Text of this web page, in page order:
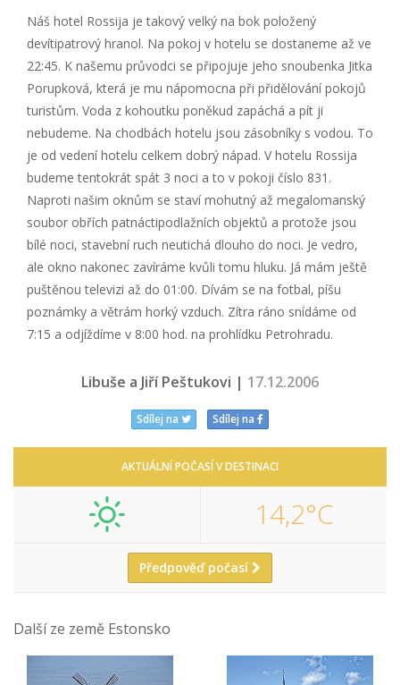
Náš hotel Rossija je takový velký na bok položený
devítipatrový hranol. Na pokoj v hotelu se dostaneme až ve
22:45. K našemu průvodci se připojuje jeho snoubenka Jitka
Porupková, která je mu nápomocna při přidělování pokojů
turistům. Voda z kohoutku poněkud zapáchá a pít ji
nebudeme. Na chodbách hotelu jsou zásobníky s vodou. To
je od vedení hotelu celkem dobrý nápad. V hotelu Rossija
budeme tentokrát spát 3 noci a to v pokoji číslo 831.
Naproti našim oknům se staví mohutný až megalomanský
soubor obřích patnáctipodlažních objektů a protože jsou
bílé noci, stavební ruch neutichá dlouho do noci. Je vedro,
ale okno nakonec zavíráme kvůli tomu hluku. Já mám ještě
puštěnou televizi až do 01:00. Dívám se na fotbal, píšu
poznámky a větrám horký vzduch. Zítra ráno snídáme od
7:15 a odjíždíme v 8:00 hod. na prohlídku Petrohradu.
Libuše a Jiří Peštukovi | 17.12.2006
Sdílej na Sdílej na
AKTUÁLNÍ POČASÍ V DESTINACI
14,2°C
Předpověď počasí
Další ze země Estonsko